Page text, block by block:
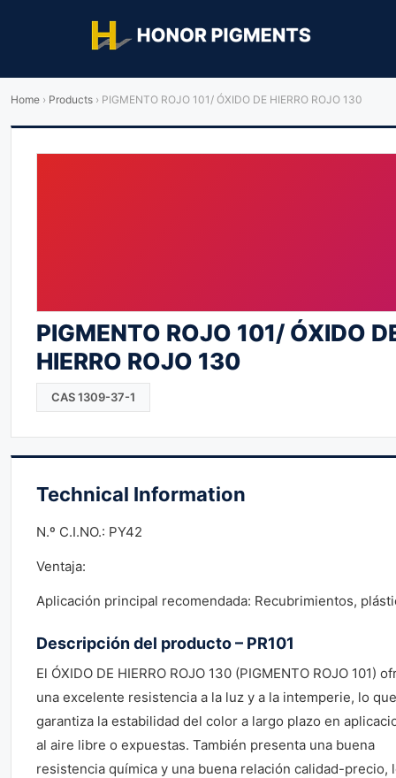
Home › Products › PIGMENTO ROJO 101/ ÓXIDO DE HIERRO ROJO 130
PIGMENTO ROJO 101/ ÓXIDO
HIERRO ROJO 130
CAS 1309-37-1
Technical Information
N.º C.I.NO.: PY42
Ventaja:
Aplicación principal recomendada: Recubrimientos,
Descripción del producto – PR101
El ÓXIDO DE HIERRO ROJO 130 (PIGMENTO ROJO 101)
una excelente resistencia a la luz y a la intemperie, lo que
garantiza la estabilidad del color a largo plazo en
al aire libre o expuestas. También presenta una buena
resistencia química y una buena relación calidad-precio,